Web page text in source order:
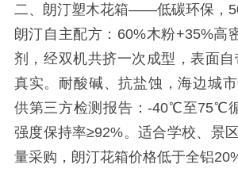
二、朗汀塑木花箱——低碳环保，
朗汀自主配方：60%木粉+35%高
剂，经双机共挤一次成型，表面
真实。耐酸碱、抗盐蚀，海边城
供第三方检测报告：-40℃至75℃
强度保持率≥92%。适合学校、景
量采购，朗汀花箱价格低于全铝